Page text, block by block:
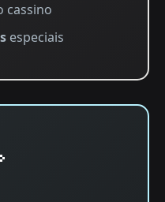
cassino
especiais